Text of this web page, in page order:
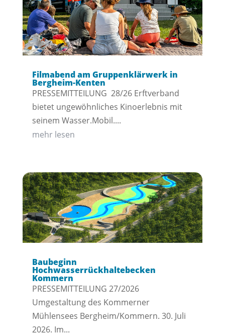
Filmabend am Gruppenklärwerk in
Bergheim-Kenten
PRESSEMITTEILUNG 28/26 Erftverband
bietet ungewöhnliches Kinoerlebnis mit
seinem Wasser.Mobil....
mehr lesen
Baubeginn
Hochwasserrückhaltebecken
Kommern
PRESSEMITTEILUNG 27/2026
Umgestaltung des Kommerner
Mühlensees Bergheim/Kommern. 30. Juli
2026. Im...